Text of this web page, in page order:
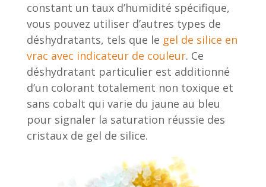
constant un taux d’humidité spécifique,
vous pouvez utiliser d’autres types de
déshydratants, tels que le gel de silice en
vrac avec indicateur de couleur. Ce
déshydratant particulier est additionné
d’un colorant totalement non toxique et
sans cobalt qui varie du jaune au bleu
pour signaler la saturation réussie des
cristaux de gel de silice.